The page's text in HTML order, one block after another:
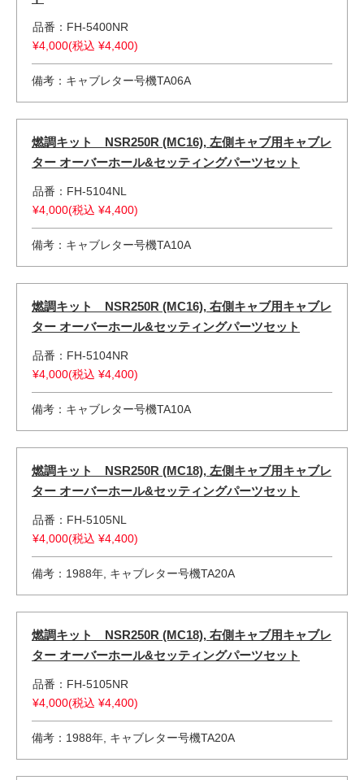
品番：FH-5400NR
¥4,000(税込 ¥4,400)
備考：キャブレター号機TA06A
燃調キット NSR250R (MC16), 左側キャブ用キャブレ
ター オーバーホール&セッティングパーツセット
品番：FH-5104NL
¥4,000(税込 ¥4,400)
備考：キャブレター号機TA10A
燃調キット NSR250R (MC16), 右側キャブ用キャブレ
ター オーバーホール&セッティングパーツセット
品番：FH-5104NR
¥4,000(税込 ¥4,400)
備考：キャブレター号機TA10A
燃調キット NSR250R (MC18), 左側キャブ用キャブレ
ター オーバーホール&セッティングパーツセット
品番：FH-5105NL
¥4,000(税込 ¥4,400)
備考：1988年, キャブレター号機TA20A
燃調キット NSR250R (MC18), 右側キャブ用キャブレ
ター オーバーホール&セッティングパーツセット
品番：FH-5105NR
¥4,000(税込 ¥4,400)
備考：1988年, キャブレター号機TA20A